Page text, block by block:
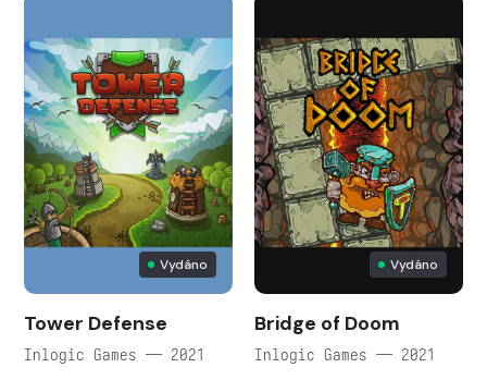
Vydáno
Tower Defense
Inlogic Games — 2021
Vydáno
Bridge of Doom
Inlogic Games — 2021